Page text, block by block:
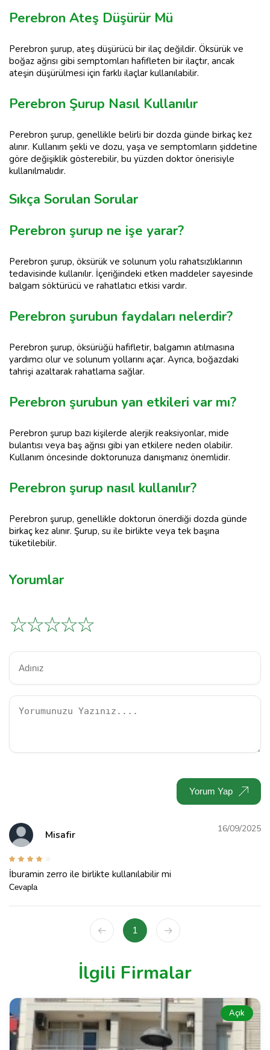
Perebron Ateş Düşürür Mü
Perebron şurup, ateş düşürücü bir ilaç değildir. Öksürük ve
boğaz ağrısı gibi semptomları hafifleten bir ilaçtır, ancak
ateşin düşürülmesi için farklı ilaçlar kullanılabilir.
Perebron Şurup Nasıl Kullanılır
Perebron şurup, genellikle belirli bir dozda günde birkaç kez
alınır. Kullanım şekli ve dozu, yaşa ve semptomların şiddetine
göre değişiklik gösterebilir, bu yüzden doktor önerisiyle
kullanılmalıdır.
Sıkça Sorulan Sorular
Perebron şurup ne işe yarar?
Perebron şurup, öksürük ve solunum yolu rahatsızlıklarının
tedavisinde kullanılır. İçeriğindeki etken maddeler sayesinde
balgam söktürücü ve rahatlatıcı etkisi vardır.
Perebron şurubun faydaları nelerdir?
Perebron şurup, öksürüğü hafifletir, balgamın atılmasına
yardımcı olur ve solunum yollarını açar. Ayrıca, boğazdaki
tahrişi azaltarak rahatlama sağlar.
Perebron şurubun yan etkileri var mı?
Perebron şurup bazı kişilerde alerjik reaksiyonlar, mide
bulantısı veya baş ağrısı gibi yan etkilere neden olabilir.
Kullanım öncesinde doktorunuza danışmanız önemlidir.
Perebron şurup nasıl kullanılır?
Perebron şurup, genellikle doktorun önerdiği dozda günde
birkaç kez alınır. Şurup, su ile birlikte veya tek başına
tüketilebilir.
Yorumlar
☆
☆
☆
☆
☆
Yorum Yap
Misafir 16/09/2025
İburamin zerro ile birlikte kullanılabilir mi
Cevapla
1
İlgili Firmalar
Açık